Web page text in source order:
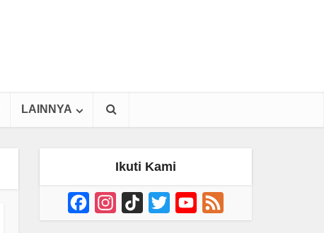
LAINNYA
Ikuti Kami
FacebookInstagram
TikTok Twitter YouTube
Channel